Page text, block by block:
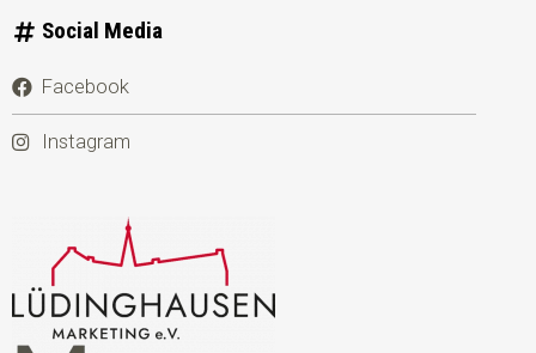
Social Media
Facebook
Instagram